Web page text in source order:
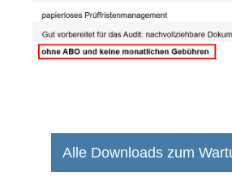
Alle Downloads zum